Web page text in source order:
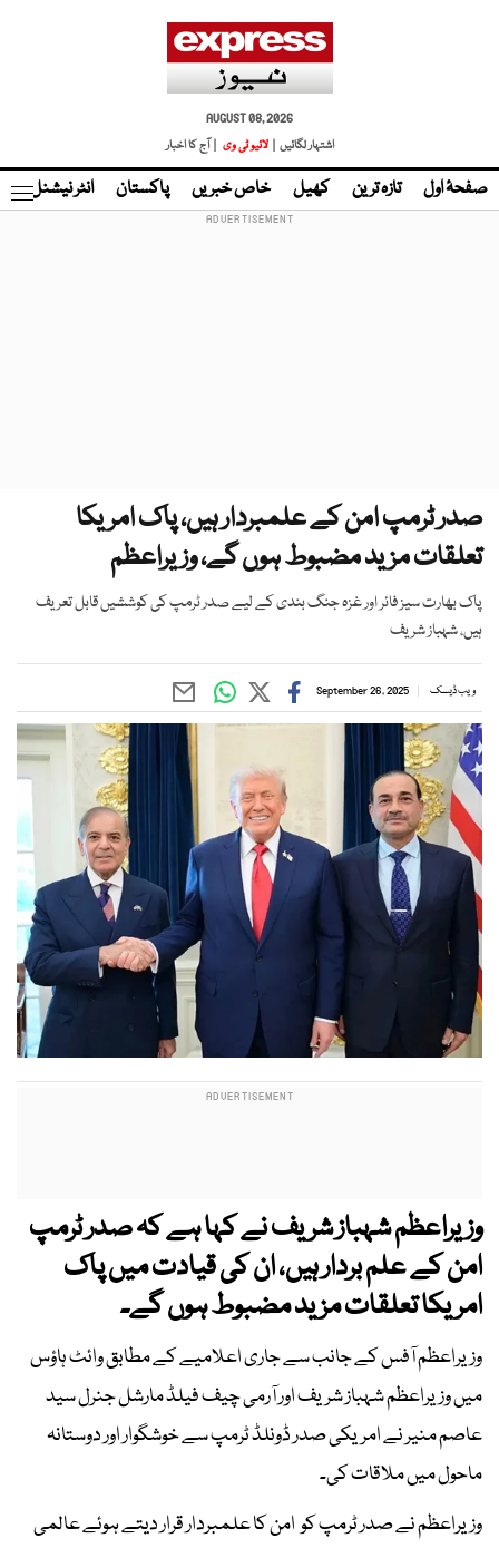
AUGUST 08, 2026
اشتہار لگائیں |
لائیو ٹی وی | آج کا اخبار
صفحۂ اول تازہ ترین کھیل خاص خبریں پاکستان انٹر نیشنل
صدر ٹرمپ امن کے علمبردار ہیں، پاک امریکا
تعلقات مزید مضبوط ہوں گے، وزیراعظم
پاک بھارت سیز فائر اور غزہ جنگ بندی کے لیے صدر ٹرمپ کی کوششیں قابل تعریف
ہیں، شہباز شریف
ویب ڈیسک September 26, 2025
وزیراعظم شہباز شریف نے کہا ہے کہ صدر ٹرمپ
امن کے علم بردار ہیں، ان کی قیادت میں پاک
امریکا تعلقات مزید مضبوط ہوں گے۔
وزیراعظم آفس کے جانب سے جاری اعلامیے کے مطابق وائٹ ہاؤس
میں وزیراعظم شہباز شریف اور آرمی چیف فیلڈ مارشل جنرل سید
عاصم منیر نے امریکی صدر ڈونلڈ ٹرمپ سے خوشگوار اور دوستانہ
ماحول میں ملاقات کی۔
وزیراعظم نے صدر ٹرمپ کو امن کا علمبردار قرار دیتے ہوئے عالمی